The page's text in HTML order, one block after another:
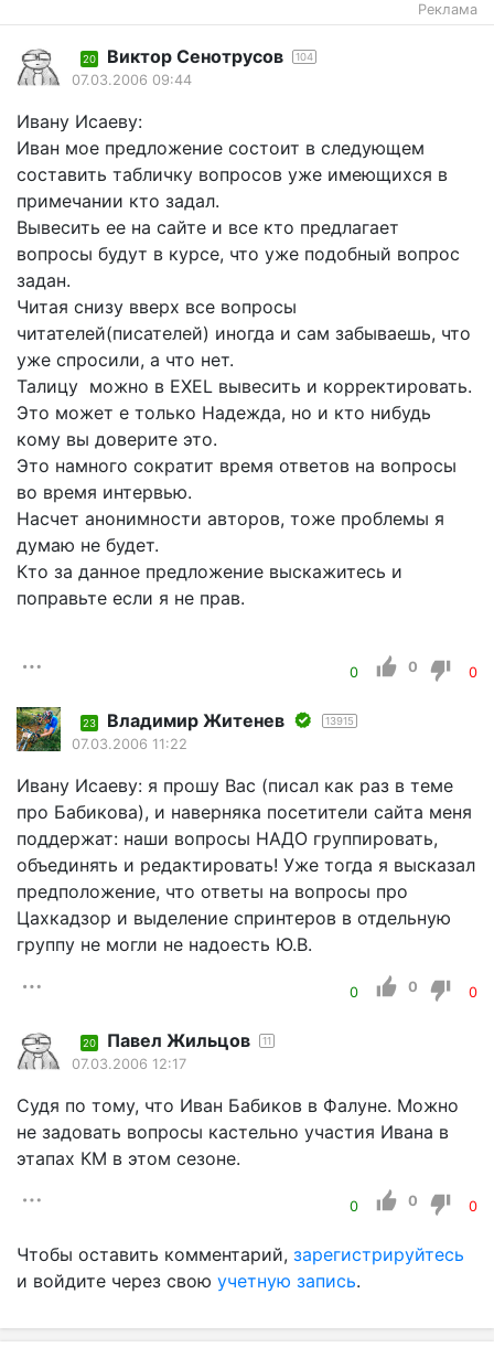
Реклама
20 Виктор Сенотрусов 104
07.03.2006 09:44
Ивану Исаеву:
Иван мое предложение состоит в следующем
составить табличку вопросов уже имеющихся в
примечании кто задал.
Вывесить ее на сайте и все кто предлагает
вопросы будут в курсе, что уже подобный вопрос
задан.
Читая снизу вверх все вопросы
читателей(писателей) иногда и сам забываешь, что
уже спросили, а что нет.
Талицу можно в EXEL вывесить и корректировать.
Это может е только Надежда, но и кто нибудь
кому вы доверите это.
Это намного сократит время ответов на вопросы
во время интервью.
Насчет анонимности авторов, тоже проблемы я
думаю не будет.
Кто за данное предложение выскажитесь и
поправьте если я не прав.
0 0 0
23 Владимир Житенев 13915
07.03.2006 11:22
Ивану Исаеву: я прошу Вас (писал как раз в теме
про Бабикова), и наверняка посетители сайта меня
поддержат: наши вопросы НАДО группировать,
объединять и редактировать! Уже тогда я высказал
предположение, что ответы на вопросы про
Цахкадзор и выделение спринтеров в отдельную
группу не могли не надоесть Ю.В.
0 0 0
20 Павел Жильцов 11
07.03.2006 12:17
Судя по тому, что Иван Бабиков в Фалуне. Можно
не задовать вопросы кастельно участия Ивана в
этапах КМ в этом сезоне.
0 0 0
Чтобы оставить комментарий, зарегистрируйтесь
и войдите через свою учетную запись.